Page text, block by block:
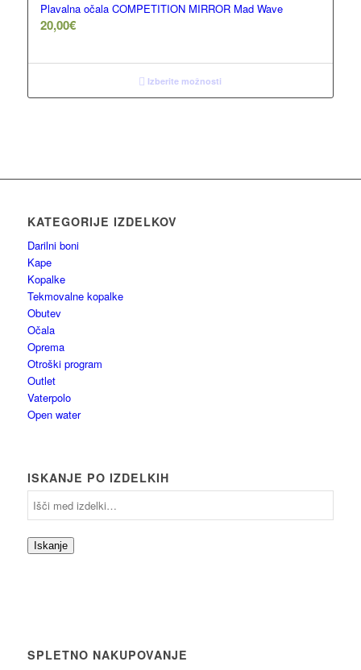
Plavalna očala COMPETITION MIRROR Mad Wave
20,00€
Izberite možnosti
KATEGORIJE IZDELKOV
Darilni boni
Kape
Kopalke
Tekmovalne kopalke
Obutev
Očala
Oprema
Otroški program
Outlet
Vaterpolo
Open water
ISKANJE PO IZDELKIH
Iskanje
SPLETNO NAKUPOVANJE